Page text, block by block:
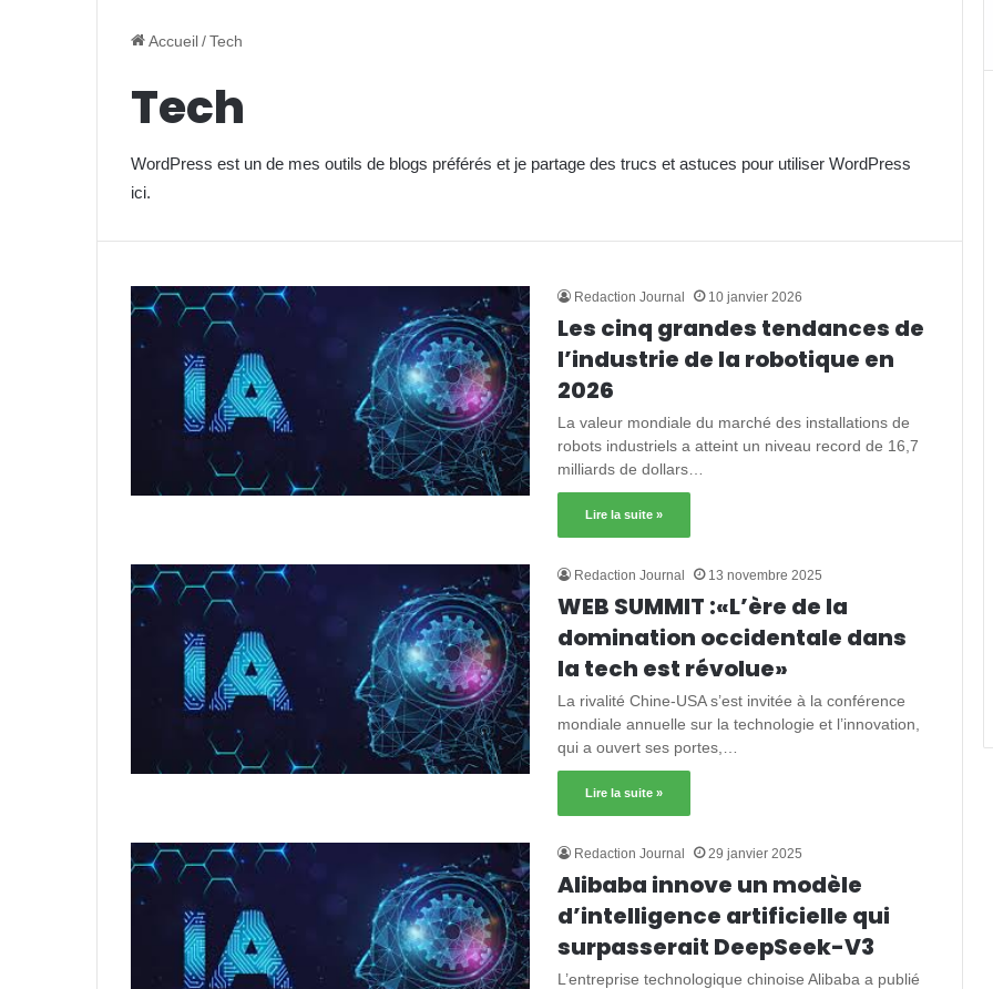
Accueil/Tech
Tech
WordPress est un de mes outils de blogs préférés et je partage des trucs et astuces pour utiliser WordPress
ici.
Redaction Journal 10 janvier 2026
Les cinq grandes tendances de
l’industrie de la robotique en
2026
La valeur mondiale du marché des installations de
robots industriels a atteint un niveau record de 16,7
milliards de dollars…
Lire la suite »
Redaction Journal 13 novembre 2025
WEB SUMMIT :«L’ère de la
domination occidentale dans
la tech est révolue»
La rivalité Chine-USA s’est invitée à la conférence
mondiale annuelle sur la technologie et l’innovation,
qui a ouvert ses portes,…
Lire la suite »
Redaction Journal 29 janvier 2025
Alibaba innove un modèle
d’intelligence artificielle qui
surpasserait DeepSeek-V3
L’entreprise technologique chinoise Alibaba a publié